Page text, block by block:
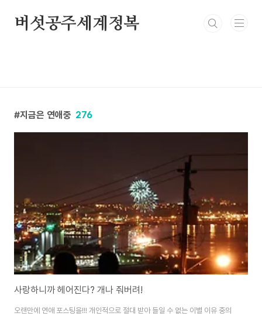
버섯공주세계정복
지금은 연애중 276
사랑하니까 헤어진다? 개나 줘버려!
오랜만에 연애 포스팅을!!! 개인적으로 절대 받아 들일 수 없는 이별 이유 중의